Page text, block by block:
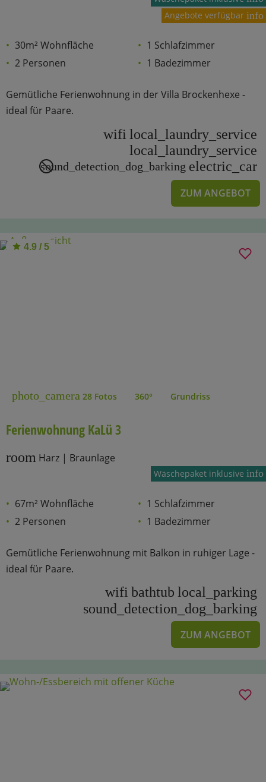
Angebote verfügbar info
30m² Wohnfläche
2 Personen
1 Schlafzimmer
1 Badezimmer
Gemütliche Ferienwohnung in der Villa Brockenhexe -
ideal für Paare.
wifi local_laundry_service
local_laundry_service
sound_detection_dog_barking electric_car
ZUM ANGEBOT
4.9 / 5
photo_camera 28 Fotos 360° Grundriss
Ferienwohnung KaLü 3
room Harz | Braunlage
Wäschepaket inklusiveinfo
67m² Wohnfläche
2 Personen
1 Schlafzimmer
1 Badezimmer
Gemütliche Ferienwohnung mit Balkon in ruhiger Lage -
ideal für Paare.
wifi bathtub local_parking
sound_detection_dog_barking
ZUM ANGEBOT